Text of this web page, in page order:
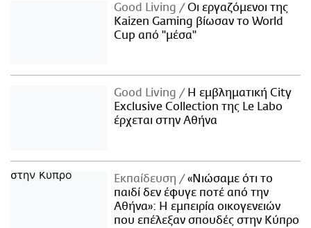
Good Living
Οι εργαζόμενοι της
Kaizen Gaming βίωσαν το World
Cup από "μέσα"
Good Living
Η εμβληματική City
Exclusive Collection της Le Labo
έρχεται στην Αθήνα
Εκπαίδευση
«Νιώσαμε ότι το
παιδί δεν έφυγε ποτέ από την
Αθήνα»: Η εμπειρία οικογενειών
που επέλεξαν σπουδές στην Κύπρο